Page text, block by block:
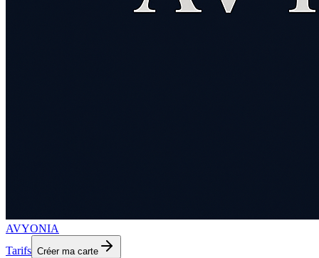
AVYONIA
Tarifs Créer ma carte